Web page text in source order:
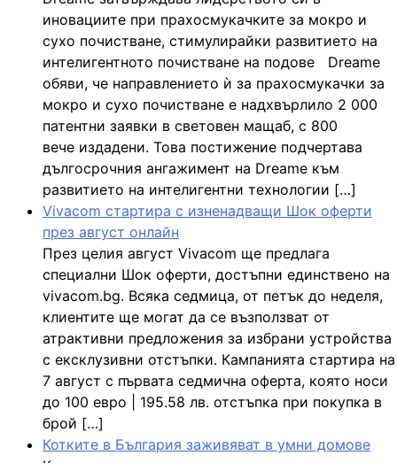
иновациите при прахосмукачките за мокро и
сухо почистване, стимулирайки развитието на
интелигентното почистване на подове Dreame
обяви, че направлението ѝ за прахосмукачки за
мокро и сухо почистване е надхвърлило 2 000
патентни заявки в световен мащаб, с 800
вече издадени. Това постижение подчертава
дългосрочния ангажимент на Dreame към
развитието на интелигентни технологии […]
Vivacom стартира с изненадващи Шок оферти
през август онлайн
През целия август Vivacom ще предлага
специални Шок оферти, достъпни единствено на
vivacom.bg. Всяка седмица, от петък до неделя,
клиентите ще могат да се възползват от
атрактивни предложения за избрани устройства
с ексклузивни отстъпки. Кампанията стартира на
7 август с първата седмична оферта, която носи
до 100 евро | 195.58 лв. отстъпка при покупка в
брой […]
Котките в България заживяват в умни домове